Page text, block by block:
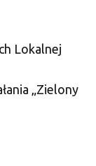
Lokalnej
„Zielony